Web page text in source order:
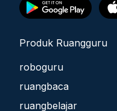
Produk Ruangguru
roboguru
ruangbaca
ruangbelajar